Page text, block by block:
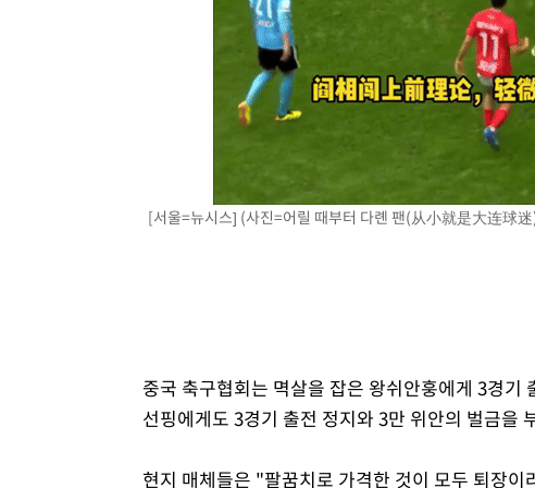
[서울=뉴시스] (사진=어릴 때부터 다롄 팬(从小就是大连球
중국 축구협회는 멱살을 잡은 왕쉬안훙에게 3경
선핑에게도 3경기 출전 정지와 3만 위안의 벌금을
현지 매체들은 "팔꿈치로 가격한 것이 모두 퇴장